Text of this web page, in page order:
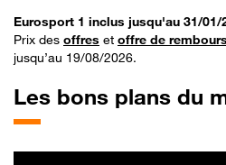
Eurosport 1 inclus jusqu'au 31/01/
Prix des offres et offre de
jusqu’au 19/08/2026.
Les bons plans du